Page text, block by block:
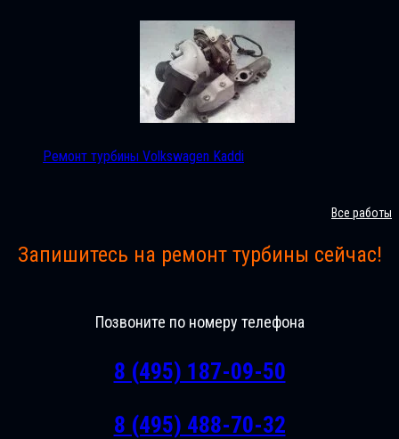
Ремонт турбины Volkswagen Kaddi
Все работы
Запишитесь на ремонт турбины сейчас!
Позвоните по номеру телефона
8 (495) 187-09-50
8 (495) 488-70-32